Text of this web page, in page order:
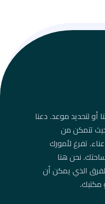
أو لتحديد موعد. دعنا
تتمكن من
تفرغ لأمورك
نحن هنا
الذي يمكن أن
مكتبك.